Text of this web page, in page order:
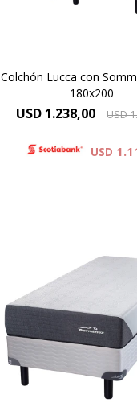
Colchón Lucca con
180x200
USD 1.238,00 USD
USD
Espuma Premium - ONE
Altura de colchón 25 cm
la suma del colchón y el
Alta Densidad 30
Resistencia y